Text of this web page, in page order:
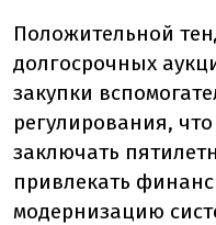
Положительной
долгосрочных
закупки
регулирования,
заключать
привлекать
модернизацию